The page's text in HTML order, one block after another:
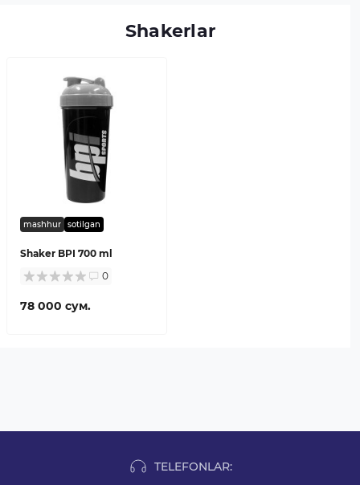
Shakerlar
mashhur sotilgan
Shaker BPI 700 ml
0
78 000 сум.
TELEFONLAR: